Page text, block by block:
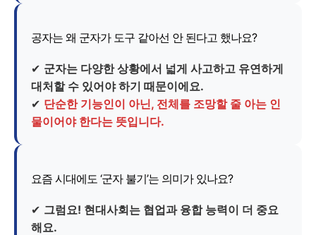
공자는 왜 군자가 도구 같아선 안 된다고 했나요?
✔ 군자는 다양한 상황에서 넓게 사고하고 유연하게
대처할 수 있어야 하기 때문이에요.
✔ 단순한 기능인이 아닌, 전체를 조망할 줄 아는 인
물이어야 한다는 뜻입니다.
요즘 시대에도 ‘군자 불기’는 의미가 있나요?
✔ 그럼요! 현대사회는 협업과 융합 능력이 더 중요
해요.